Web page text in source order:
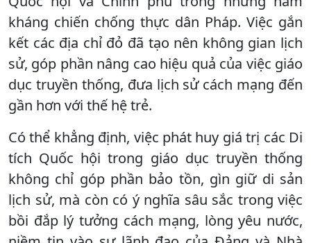
kháng chiến chống thực dân Pháp. Việc gắn
kết các địa chỉ đỏ đã tạo nên không gian lịch
sử, góp phần nâng cao hiệu quả của việc giáo
dục truyền thống, đưa lịch sử cách mạng đến
gần hơn với thế hệ trẻ.
Có thể khẳng định, việc phát huy giá trị các Di
tích Quốc hội trong giáo dục truyền thống
không chỉ góp phần bảo tồn, gìn giữ di sản
lịch sử, mà còn có ý nghĩa sâu sắc trong việc
bồi đắp lý tưởng cách mạng, lòng yêu nước,